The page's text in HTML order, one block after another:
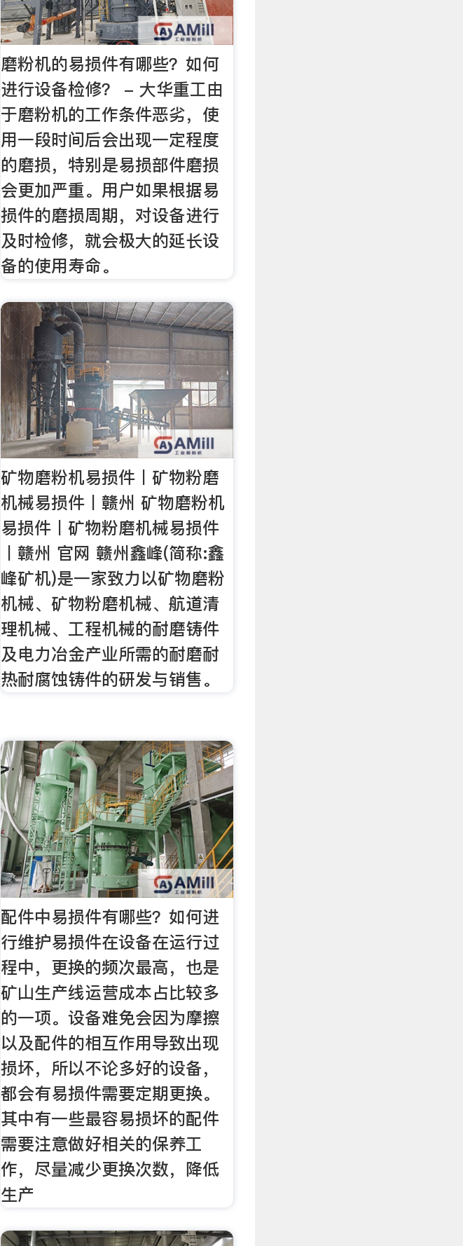
磨粉机的易损件有哪些？如何
进行设备检修？ - 大华重工由
于磨粉机的工作条件恶劣，使
用一段时间后会出现一定程度
的磨损，特别是易损部件磨损
会更加严重。用户如果根据易
损件的磨损周期，对设备进行
及时检修，就会极大的延长设
备的使用寿命。
矿物磨粉机易损件丨矿物粉磨
机械易损件丨赣州 矿物磨粉机
易损件丨矿物粉磨机械易损件
丨赣州 官网 赣州鑫峰(简称:鑫
峰矿机)是一家致力以矿物磨粉
机械、矿物粉磨机械、航道清
理机械、工程机械的耐磨铸件
及电力冶金产业所需的耐磨耐
热耐腐蚀铸件的研发与销售。
配件中易损件有哪些？如何进
行维护易损件在设备在运行过
程中，更换的频次最高，也是
矿山生产线运营成本占比较多
的一项。设备难免会因为摩擦
以及配件的相互作用导致出现
损坏，所以不论多好的设备，
都会有易损件需要定期更换。
其中有一些最容易损坏的配件
需要注意做好相关的保养工
作，尽量减少更换次数，降低
生产